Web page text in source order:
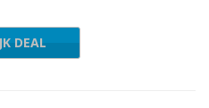
DEAL